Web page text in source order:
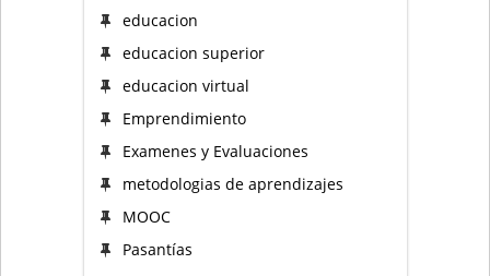
educacion
educacion superior
educacion virtual
Emprendimiento
Examenes y Evaluaciones
metodologias de aprendizajes
MOOC
Pasantías